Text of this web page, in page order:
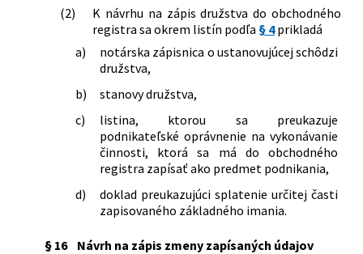
(2)
K návrhu na zápis družstva do obchodného
registra sa okrem listín podľa § 4prikladá
a)
notárska zápisnica o ustanovujúcej schôdzi
družstva,
b)
stanovy družstva,
c)
listina, ktorou sa preukazuje
podnikateľské oprávnenie na vykonávanie
činnosti, ktorá sa má do obchodného
registra zapísať ako predmet podnikania,
d)
doklad preukazujúci splatenie určitej časti
zapisovaného základného imania.
§ 16
Návrh na zápis zmeny zapísaných údajov